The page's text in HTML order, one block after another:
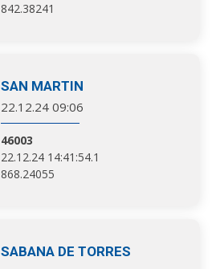
842.38241
SAN MARTIN
22.12.24 09:06
46003
22.12.24 14:41:54.1
868.24055
SABANA DE TORRES